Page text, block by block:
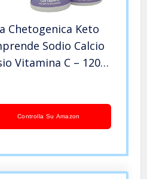
Chetogenica Keto
Sodio Calcio
Vitamina C – 120
mg
Controlla Su Amazon